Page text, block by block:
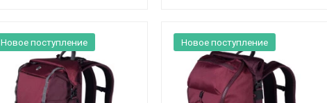
Новое поступление Новое поступление